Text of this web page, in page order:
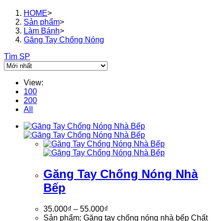
HOME>
Sản phẩm>
Làm Bánh>
Găng Tay Chống Nóng
Tìm SP
View:
100
200
All
Găng Tay Chống Nóng Nhà
Bếp
35.000₫ – 55.000₫
Sản phẩm: Găng tay chống nóng nhà bếp Chất